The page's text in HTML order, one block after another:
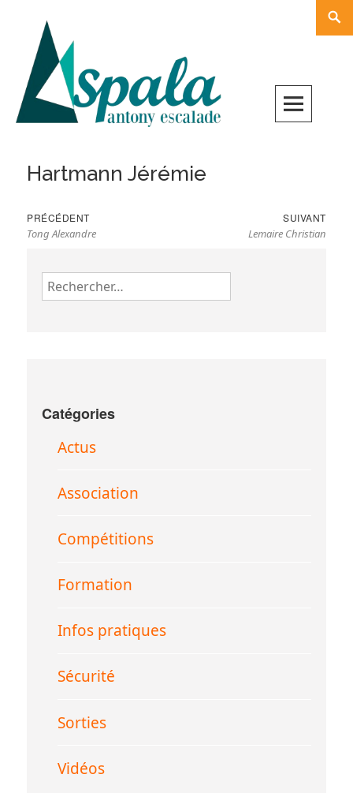
content
Hartmann Jérémie
Navigation
de
l’article
PRÉCÉDENTPrevious
post:
Tong Alexandre
SUIVANT
Lemaire Christian
Rechercher :
Catégories
Actus
Association
Compétitions
Formation
Infos pratiques
Sécurité
Sorties
Vidéos